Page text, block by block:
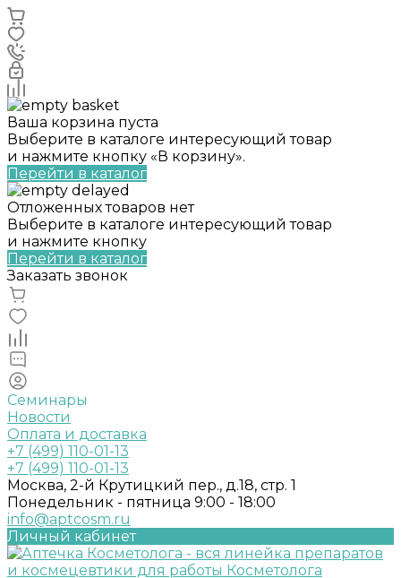
Ваша корзина пуста
Выберите в каталоге интересующий товар
и нажмите кнопку «В корзину».
Перейти в каталог
Отложенных товаров нет
Выберите в каталоге интересующий товар
и нажмите кнопку
Перейти в каталог
Заказать звонок
Семинары
Новости
Оплата и доставка
+7 (499) 110-01-13
+7 (499) 110-01-13
Москва, 2-й Крутицкий пер., д.18, стр. 1
Понедельник - пятница 9:00 - 18:00
info@aptcosm.ru
Личный кабинет